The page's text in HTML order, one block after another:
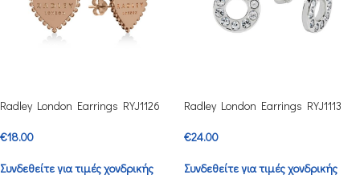
Radley London Earrings RYJ1126
€18.00
Συνδεθείτε για τιμές χονδρικής
Radley London Earrings RYJ1113
€24.00
Συνδεθείτε για τιμές χονδρικής